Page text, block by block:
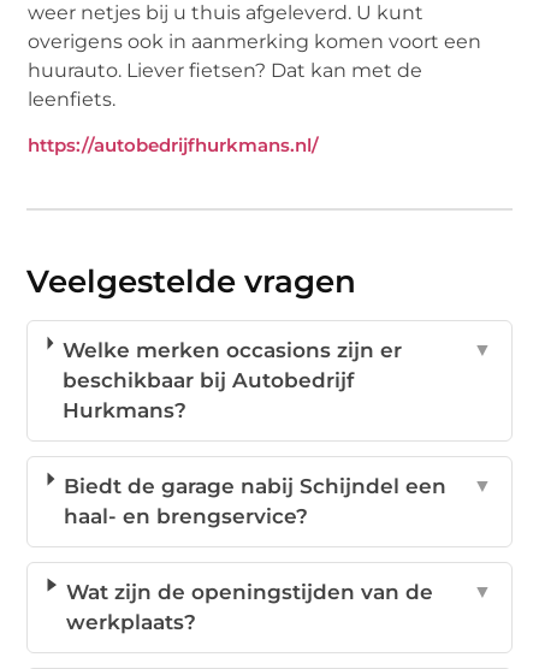
weer netjes bij u thuis afgeleverd. U kunt
overigens ook in aanmerking komen voort een
huurauto. Liever fietsen? Dat kan met de
leenfiets.
https://autobedrijfhurkmans.nl/
Veelgestelde vragen
Welke merken occasions zijn er
beschikbaar bij Autobedrijf
Hurkmans?
▼
Biedt de garage nabij Schijndel een
haal- en brengservice?
▼
Wat zijn de openingstijden van de
werkplaats?
▼